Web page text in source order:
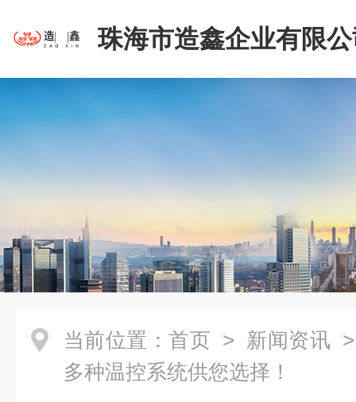
珠海市造鑫企业有限
当前位置： 首页 > 新闻资讯
多种温控系统供您选择！